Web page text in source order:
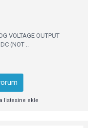
VOLTAGE OUTPUT
(NOT ..
listesine ekle